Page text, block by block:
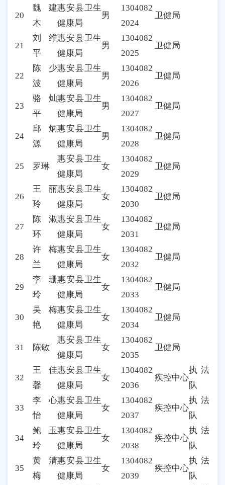
20
魏建
木
惠安县卫生
健康局
男
1304082
2024
卫健局
21
刘维
平
惠安县卫生
健康局
男
1304082
2025
卫健局
22
陈少
波
惠安县卫生
健康局
男
1304082
2026
卫健局
23
骆灿
平
惠安县卫生
健康局
男
1304082
2027
卫健局
24
邱炳
源
惠安县卫生
健康局
男
1304082
2028
卫健局
25 罗琳
惠安县卫生
健康局
女
1304082
2029
卫健局
26
王丽
玲
惠安县卫生
健康局
女
1304082
2030
卫健局
27
陈淑
环
惠安县卫生
健康局
女
1304082
2031
卫健局
28
许梅
兰
惠安县卫生
健康局
女
1304082
2032
卫健局
29
李珊
玲
惠安县卫生
健康局
女
1304082
2033
卫健局
30
吴梅
艳
惠安县卫生
健康局
女
1304082
2034
卫健局
31 陈敏
惠安县卫生
健康局
女
1304082
2035
卫健局
32
王佳
馨
惠安县卫生
健康局
女
1304082
2036
疾控中心
执法
队
33
李心
怡
惠安县卫生
健康局
女
1304082
2037
疾控中心
执法
队
34
鲍玉
玲
惠安县卫生
健康局
女
1304082
2038
疾控中心
执法
队
35
黄清
梅
惠安县卫生
健康局
女
1304082
2039
疾控中心
执法
队